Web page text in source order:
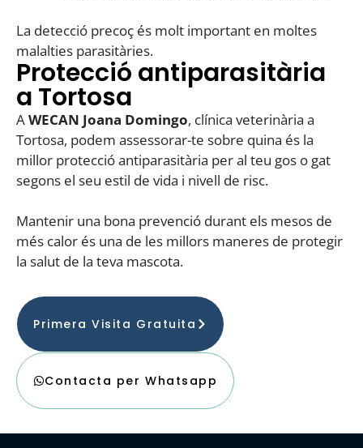
La detecció precoç és molt important en moltes
malalties parasitàries.
Protecció antiparasitària
a Tortosa
AWECAN Joana Domingo, clínica veterinària a
Tortosa, podem assessorar-te sobre quina és la
millor protecció antiparasitària per al teu gos o gat
segons el seu estil de vida i nivell de risc.
Mantenir una bona prevenció durant els mesos de
més calor és una de les millors maneres de protegir
la salut de la teva mascota.
Primera Visita Gratuita
Contacta per Whatsapp